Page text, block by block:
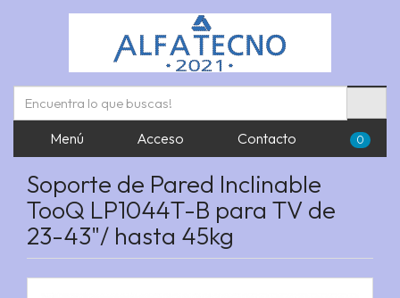
Menú Acceso Contacto 0
Soporte de Pared Inclinable
TooQ LP1044T-B para TV de
23-43"/ hasta 45kg